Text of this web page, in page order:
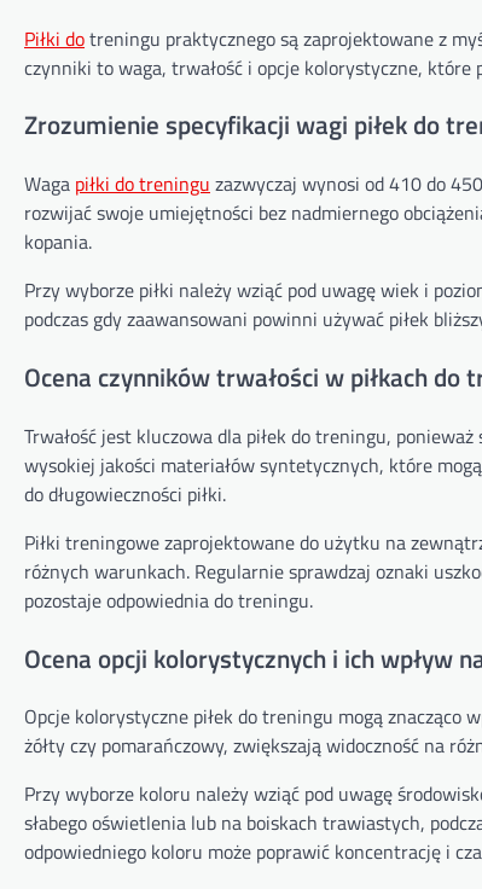
Piłki dotreningu praktycznego są zaprojektowane z
czynniki to waga, trwałość i opcje kolorystyczne, które
Zrozumienie specyfikacji wagi piłek do
Waga piłki do treningu zazwyczaj wynosi od 410 do
rozwijać swoje umiejętności bez nadmiernego
kopania.
Przy wyborze piłki należy wziąć pod uwagę wiek i
podczas gdy zaawansowani powinni używać piłek
Ocena czynników trwałości w piłkach do
Trwałość jest kluczowa dla piłek do treningu,
wysokiej jakości materiałów syntetycznych, które
do długowieczności piłki.
Piłki treningowe zaprojektowane do użytku na
różnych warunkach. Regularnie sprawdzaj oznaki
pozostaje odpowiednia do treningu.
Ocena opcji kolorystycznych i ich wpływ
Opcje kolorystyczne piłek do treningu mogą znacząco
żółty czy pomarańczowy, zwiększają widoczność na
Przy wyborze koloru należy wziąć pod uwagę
słabego oświetlenia lub na boiskach trawiastych,
odpowiedniego koloru może poprawić koncentrację i